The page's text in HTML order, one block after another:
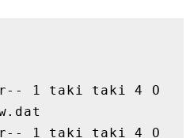
r-- 1 taki taki 4 O
r-- 1 taki taki 4 O